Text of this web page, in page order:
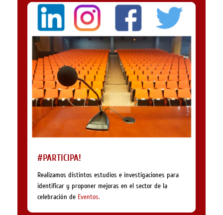
#PARTICIPA!
Realizamos distintos estudios e investigaciones para
identificar y proponer mejoras en el sector de la
celebración de Eventos.